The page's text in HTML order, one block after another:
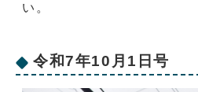
い。
令和7年10月1日号